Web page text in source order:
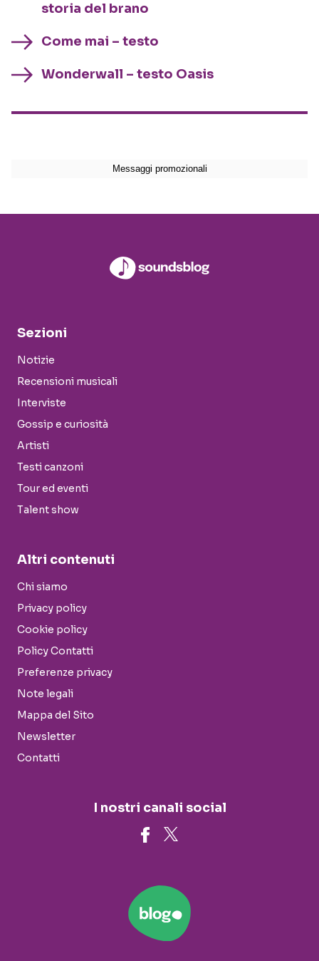
storia del brano
Come mai – testo
Wonderwall – testo Oasis
Sezioni
Notizie
Recensioni musicali
Interviste
Gossip e curiosità
Artisti
Testi canzoni
Tour ed eventi
Talent show
Altri contenuti
Chi siamo
Privacy policy
Cookie policy
Policy Contatti
Preferenze privacy
Note legali
Mappa del Sito
Newsletter
Contatti
I nostri canali social